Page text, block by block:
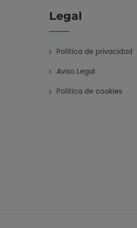
Legal
Política de privacidad
Aviso Legal
Política de cookies